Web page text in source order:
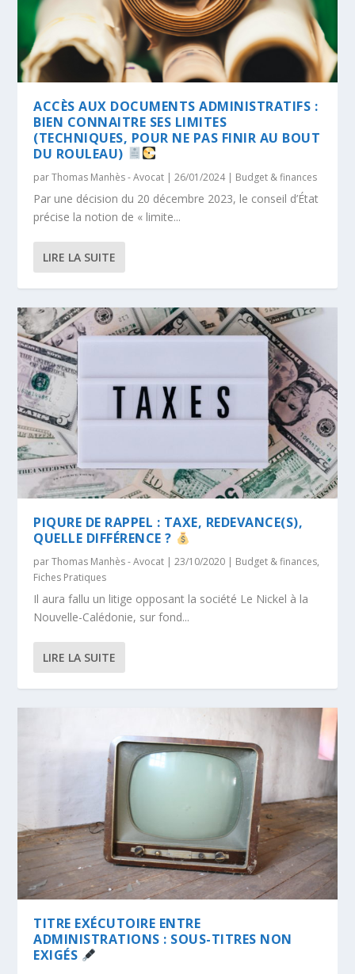
ACCÈS AUX DOCUMENTS ADMINISTRATIFS :
BIEN CONNAITRE SES LIMITES
(TECHNIQUES, POUR NE PAS FINIR AU BOUT
DU ROULEAU)
parThomas Manhès - Avocat |26/01/2024| Budget & finances
Par une décision du 20 décembre 2023, le conseil d’État
précise la notion de « limite...
LIRE LA SUITE
PIQURE DE RAPPEL : TAXE, REDEVANCE(S),
QUELLE DIFFÉRENCE ?
parThomas Manhès - Avocat |23/10/2020 | Budget & finances,
Fiches Pratiques
Il aura fallu un litige opposant la société Le Nickel à la
Nouvelle-Calédonie, sur fond...
LIRE LA SUITE
TITRE EXÉCUTOIRE ENTRE
ADMINISTRATIONS : SOUS-TITRES NON
EXIGÉS